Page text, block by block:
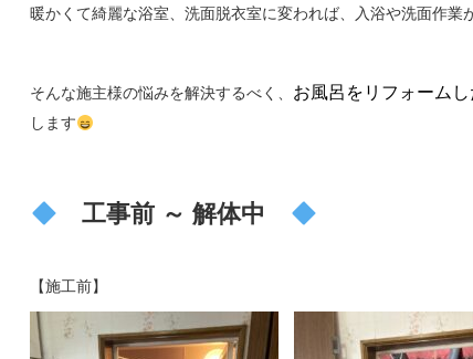
暖かくて綺麗な浴室、洗面脱衣室に変われば、入浴や洗面作業
そんな施主様の悩みを解決するべく、 お風呂をリフォーム
します
工事前 ～ 解体中
【施工前】